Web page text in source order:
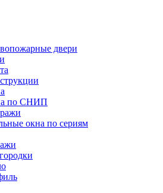
двери
по СНИП
окна по сериям